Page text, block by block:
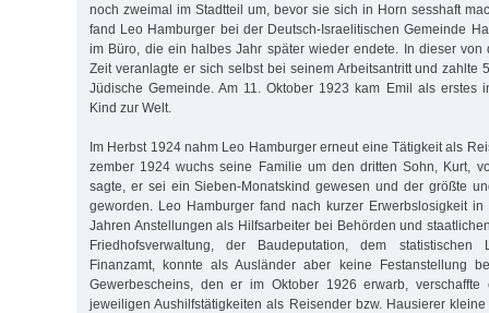
noch zweimal im Stadtteil um, bevor sie sich in Horn sesshaft
fand Leo Hamburger bei der Deutsch-Israelitischen Gemeinde
im Büro, die ein halbes Jahr später wieder endete. In dieser von
Zeit veranlagte er sich selbst bei seinem Arbeitsantritt und zahlte
Jüdische Gemeinde. Am 11. Oktober 1923 kam Emil als erstes
Kind zur Welt.
Im Herbst 1924 nahm Leo Hamburger erneut eine Tätigkeit als
zember 1924 wuchs seine Familie um den dritten Sohn, Kurt,
sagte, er sei ein Sieben-Monatskind gewesen und der größte
geworden. Leo Hamburger fand nach kurzer Erwerbslosigkeit
Jahren Anstellungen als Hilfsarbeiter bei Behörden und
Friedhofsverwaltung, der Baudeputation, dem statistischen
Finanzamt, konnte als Ausländer aber keine Festanstellung
Gewerbescheins, den er im Oktober 1926 erwarb,
jeweiligen Aushilfstätigkeiten als Reisender bzw. Hausierer